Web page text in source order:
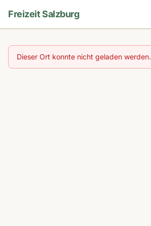
Freizeit Salzburg
Dieser Ort konnte nicht geladen werden.